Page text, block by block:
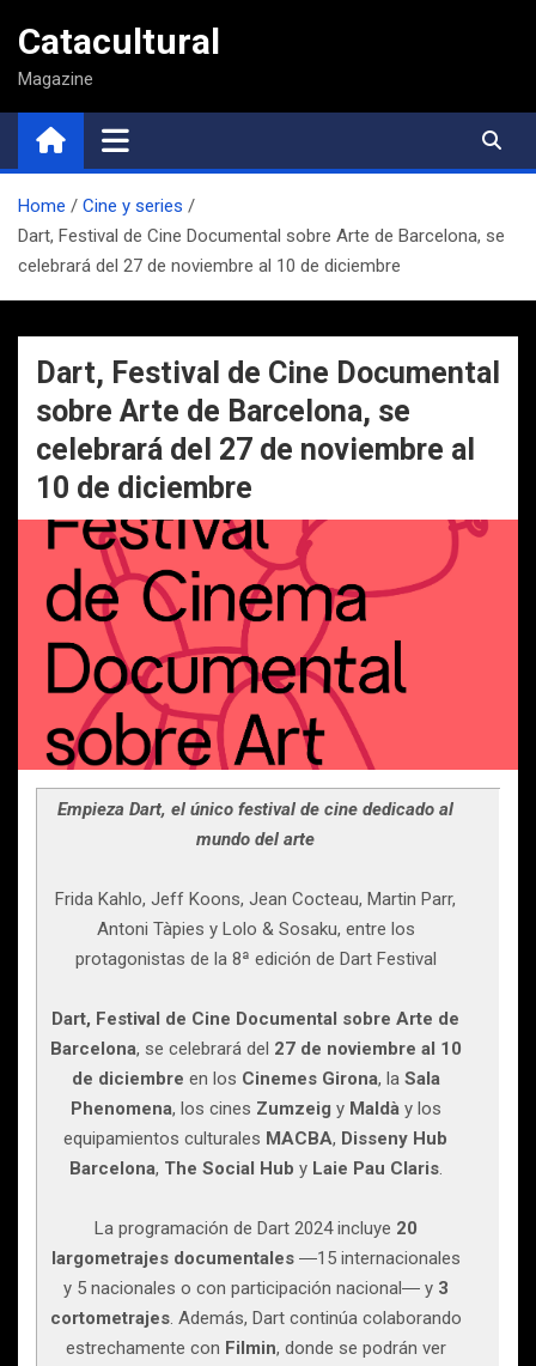
contenido
Catacultural
Magazine
Home
Cine y series
Dart, Festival de Cine Documental sobre Arte de Barcelona, se
celebrará del 27 de noviembre al 10 de diciembre
Dart, Festival de Cine Documental
sobre Arte de Barcelona, se
celebrará del 27 de noviembre al
10 de diciembre
Empieza Dart, el único festival de cine dedicado al
mundo del arte
Frida Kahlo, Jeff Koons, Jean Cocteau, Martin Parr,
Antoni Tàpies y Lolo & Sosaku, entre los
protagonistas de la 8ª edición de Dart Festival
Dart, Festival de Cine Documental sobre Arte de
Barcelona, se celebrará del 27 de noviembre al 10
de diciembre en los Cinemes Girona, la Sala
Phenomena, los cines Zumzeig y Maldày los
equipamientos culturales MACBA, Disseny Hub
Barcelona, The Social Hub y Laie Pau Claris.
La programación de Dart 2024 incluye 20
largometrajes documentales―15 internacionales
y 5 nacionales o con participación nacional― y 3
cortometrajes. Además, Dart continúa colaborando
estrechamente con Filmin, donde se podrán ver